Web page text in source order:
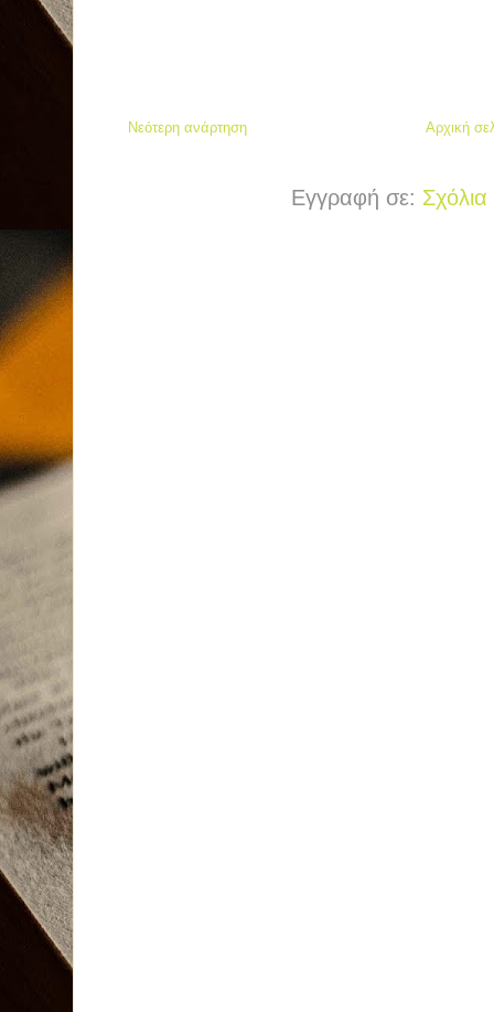
Νεότερη ανάρτηση Αρχική
Εγγραφή σε: